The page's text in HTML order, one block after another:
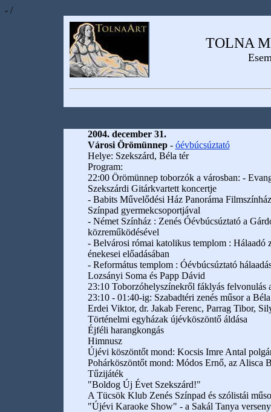
- /
TOLNA
2004. december 31.
Városi Örömünnep- óévbúcsúztató
Helye: Szekszárd, Béla tér
Program:
22:00 Örömünnep toborzók a városban: -
Szekszárdi Gitárkvartett koncertje
- Babits Művelődési Ház Panoráma
Színpad gyermekcsoportjával
- Német Színház : Zenés Óévbúcsúztató a
közreműködésével
- Belvárosi római katolikus templom : Hálaadó
énekesei előadásában
- Református templom : Óévbúcsúztató
Lozsányi Soma és Papp Dávid
23:10 Toborzóhelyszínekről fáklyás felvonulás
23:10 - 01:40-ig: Szabadtéri zenés műsor a
Erdei Viktor, dr. Jakab Ferenc, Parrag Tibor,
Történelmi egyházak újévköszöntő áldása
Éjféli harangkongás
Himnusz
Újévi köszöntőt mond: Kocsis Imre Antal
Pohárköszöntőt mond: Módos Ernő, az Alisca
Tűzijáték
"Boldog Új Évet Szekszárd!"
A Tücsök Klub Zenés Színpad és szólistái
"Újévi Karaoke Show" - a Sakál Tanya